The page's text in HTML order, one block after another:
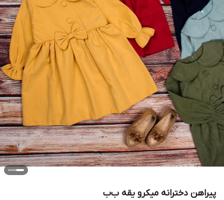
پیراهن دخترانه میکرو یقه ب‌ب